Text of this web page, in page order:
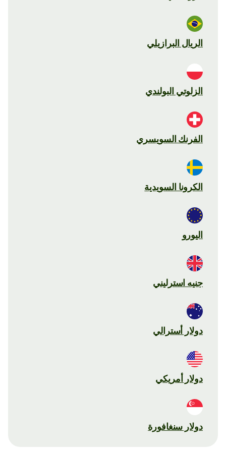
الريال البرازيلي
الزلوتي البولندي
الفرنك السويسري
الكرونا السويدية
اليورو
جنيه استرليني
دولار أسترالي
دولار أمريكي
دولار سنغافورة